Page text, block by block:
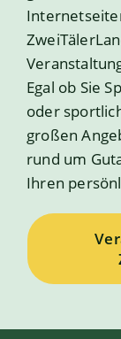
Egal ob Sie
oder
großen
rund um
Ihren